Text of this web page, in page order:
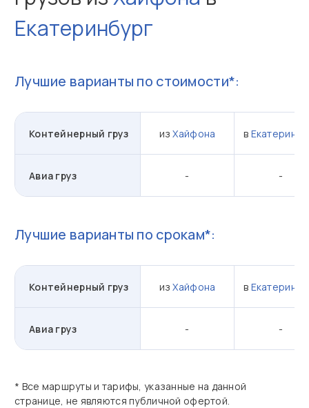
Екатеринбург
Лучшие варианты по стоимости*:
Контейнерный груз изХайфона в
Авиа груз - -
Лучшие варианты по срокам*:
Контейнерный груз изХайфона в
Авиа груз - -
* Все маршруты и тарифы, указанные на данной
странице, не являются публичной офертой.